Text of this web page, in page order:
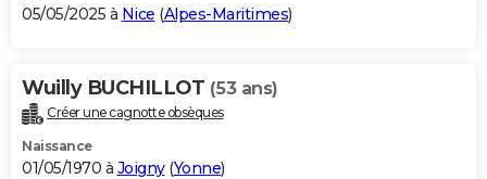
BONS PLANS
Carte de Noël
Carte Bonne année
Carte Saint-Valentin
Carte Pâques
Carte d'anniversaire
DICTIONNAIRE
Dictionnaire
Biographies
Citations
Expressions
Proverbes
PROGRAMME TV
05/05/2025 à Nice (Alpes-Maritimes)
Wuilly BUCHILLOT (53 ans)
Créer une cagnotte obsèques
Naissance
01/05/1970 à Joigny(Yonne)